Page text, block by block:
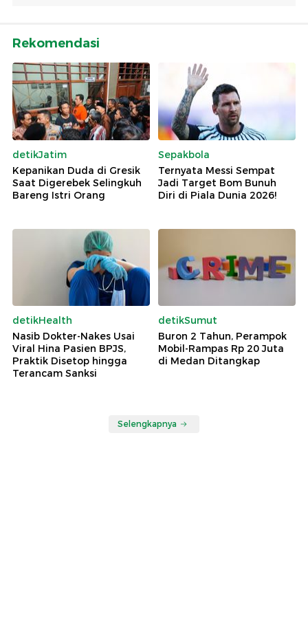
Rekomendasi
detikJatim
Kepanikan Duda di Gresik
Saat Digerebek Selingkuh
Bareng Istri Orang
Sepakbola
Ternyata Messi Sempat
Jadi Target Bom Bunuh
Diri di Piala Dunia 2026!
detikHealth
Nasib Dokter-Nakes Usai
Viral Hina Pasien BPJS,
Praktik Disetop hingga
Terancam Sanksi
detikSumut
Buron 2 Tahun, Perampok
Mobil-Rampas Rp 20 Juta
di Medan Ditangkap
Selengkapnya